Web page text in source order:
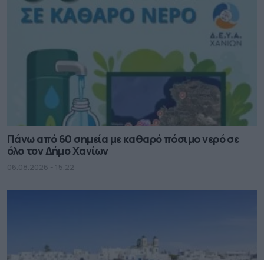
Πάνω από 60 σημεία με καθαρό πόσιμο νερό σε
όλο τον Δήμο Χανίων
06.08.2026 - 15.22